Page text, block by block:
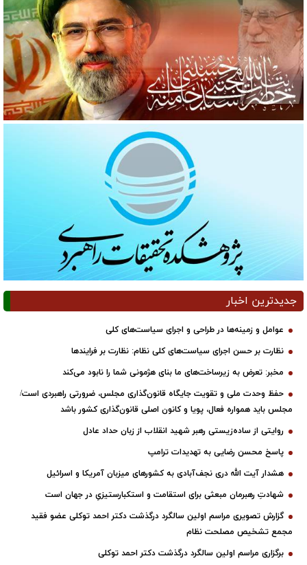
جدیدترین اخبار
عوامل و زمینه‌ها در طراحی و اجرای سیاست‌های کلی
نظارت بر حسن اجرای سیاست‌های کلی نظام: نظارت بر فرایندها
مخبر: تعرض به زیرساخت‌های ما بنای هژمونی شما را نابود می‌کند
حفظ وحدت ملی و تقویت جایگاه قانون‌گذاری مجلس، ضرورتی راهبردی است/
مجلس باید همواره فعال، پویا و کانون اصلی قانون‌گذاری کشور باشد
روایتی از ساده‌زیستی رهبر شهید انقلاب از زبان حداد عادل
پاسخ محسن رضایی به تهدیدات ترامپ
هشدار آیت الله دری نجف‌آبادی به کشورهای میزبان آمریکا و اسرائیل
شهادتِ رهبرمان مبعثی برای استقامت و استکبارستیزیِ در جهان است
گزارش تصویری مراسم اولین سالگرد درگذشت دکتر احمد توکلی عضو فقید
مجمع تشخیص مصلحت نظام
برگزاری مراسم اولین سالگرد درگذشت دکتر احمد توکلی